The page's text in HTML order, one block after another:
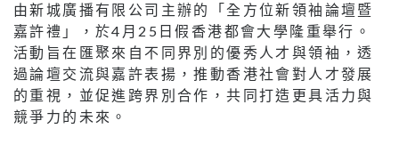
由新城廣播有限公司主辦的「全方位新領袖論壇暨
嘉許禮」，於4月25日假香港都會大學隆重舉行。
活動旨在匯聚來自不同界別的優秀人才與領袖，透
過論壇交流與嘉許表揚，推動香港社會對人才發展
的重視，並促進跨界別合作，共同打造更具活力與
競爭力的未來。